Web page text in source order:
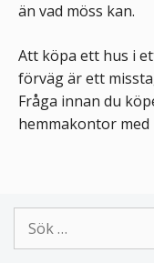
än vad möss kan.
Att köpa ett hus i
förväg är ett
Fråga innan du
hemmakontor
efter: